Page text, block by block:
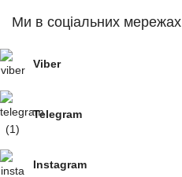
Ми в соціальних мережах
Viber
Telegram
Instagram